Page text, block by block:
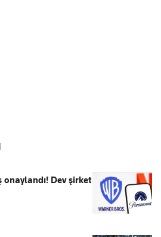
onaylandı! Dev şirket